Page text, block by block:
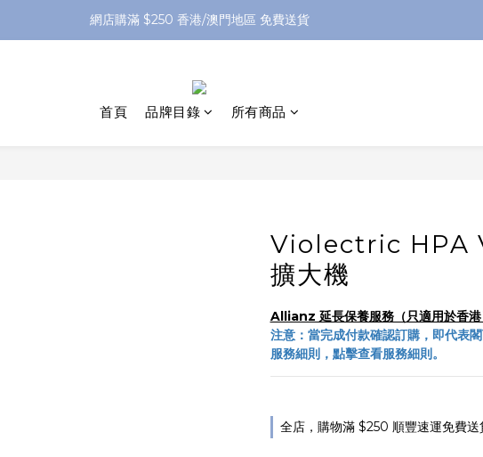
網店購滿 $250 香港/澳門地區 免費送貨
網店購滿 $250 香港/澳門地區 免費送貨
網店購滿 $250 香港/澳門地區 免費送貨
首頁 品牌目錄 所有商品
Violectric HPA
擴大機
Allianz 延長保養服務（只適用於香港
注意：當完成付款確認訂購，即代表閣
服務細則，點擊查看服務細則。
全店，購物滿 $250 順豐速運免費送